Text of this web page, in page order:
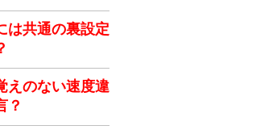
は共通の裏設定
えのない速度違
？